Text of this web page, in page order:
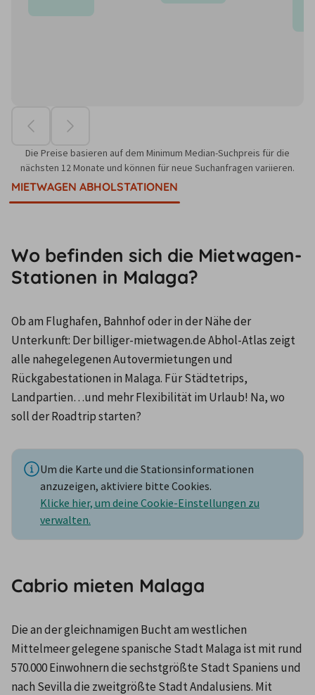
Die Preise basieren auf dem Minimum Median-Suchpreis für die
nächsten 12 Monate und können für neue Suchanfragen variieren.
MIETWAGEN ABHOLSTATIONEN
Wo befinden sich die Mietwagen-
Stationen in Malaga?
Ob am Flughafen, Bahnhof oder in der Nähe der
Unterkunft: Der billiger-mietwagen.de Abhol-Atlas zeigt
alle nahegelegenen Autovermietungen und
Rückgabestationen in Malaga. Für Städtetrips,
Landpartien…und mehr Flexibilität im Urlaub! Na, wo
soll der Roadtrip starten?
Um die Karte und die Stationsinformationen
anzuzeigen, aktiviere bitte Cookies.
Klicke hier, um deine Cookie-Einstellungen zu
verwalten.
Cabrio mieten Malaga
Die an der gleichnamigen Bucht am westlichen
Mittelmeer gelegene spanische Stadt Malaga ist mit rund
570.000 Einwohnern die sechstgrößte Stadt Spaniens und
nach Sevilla die zweitgrößte Stadt Andalusiens. Mit